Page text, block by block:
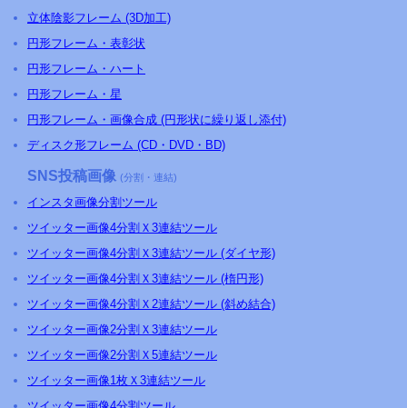
立体陰影フレーム (3D加工)
円形フレーム・表彰状
円形フレーム・ハート
円形フレーム・星
円形フレーム・画像合成 (円形状に繰り返し添付)
ディスク形フレーム (CD・DVD・BD)
SNS投稿画像 (分割・連結)
インスタ画像分割ツール
ツイッター画像4分割Ｘ3連結ツール
ツイッター画像4分割Ｘ3連結ツール (ダイヤ形)
ツイッター画像4分割Ｘ3連結ツール (楕円形)
ツイッター画像4分割Ｘ2連結ツール (斜め結合)
ツイッター画像2分割Ｘ3連結ツール
ツイッター画像2分割Ｘ5連結ツール
ツイッター画像1枚Ｘ3連結ツール